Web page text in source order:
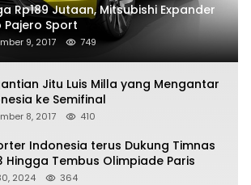
Rp189 Jutaan, Mitsubishi Expander
Pajero Sport
9, 2017 749
Jitu Luis Milla yang Mengantar
ke Semifinal
8, 2017 410
Indonesia terus Dukung Timnas
Hingga Tembus Olimpiade Paris
2024 364